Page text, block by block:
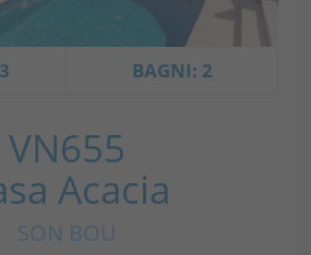
BAGNI: 2
VN655
Acacia
SON BOU